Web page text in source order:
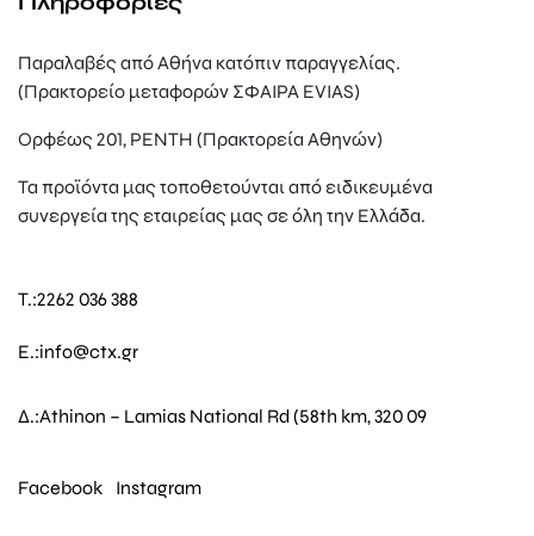
Παραλαβές από Αθήνα κατόπιν παραγγελίας.
(Πρακτορείο μεταφορών ΣΦΑΙΡΑ EVIAS)
Ορφέως 201, ΡΕΝΤΗ (Πρακτορεία Αθηνών)
Τα προϊόντα μας τοποθετούνται από ειδικευμένα
συνεργεία της εταιρείας μας σε όλη την Ελλάδα.
T.:2262 036 388
E.:info@ctx.gr
Δ.:Athinon – Lamias National Rd (58th km, 320 09
Facebook Instagram